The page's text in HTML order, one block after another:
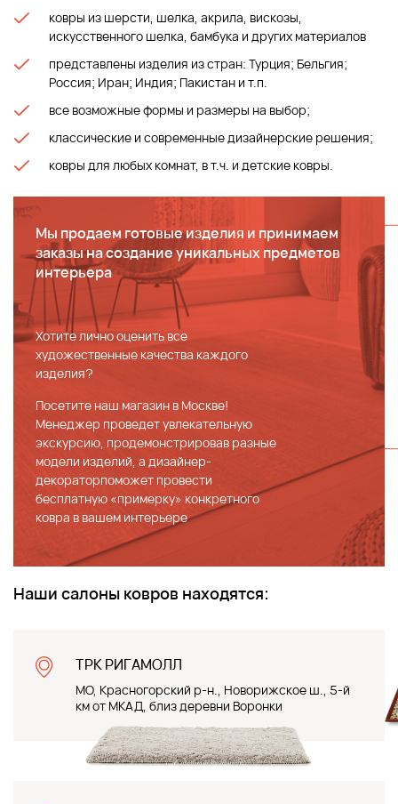
ковры из шерсти, шелка, акрила, вискозы,
искусственного шелка, бамбука и других материалов
представлены изделия из стран: Турция; Бельгия;
Россия; Иран; Индия; Пакистан и т.п.
все возможные формы и размеры на выбор;
классические и современные дизайнерские решения;
ковры для любых комнат, в т.ч. и детские ковры.
Мы продаем готовые изделия и принимаем
заказы на создание уникальных предметов
интерьера
Хотите лично оценить все
художественные качества каждого
изделия?
Посетите наш магазин в Москве!
Менеджер проведет увлекательную
экскурсию, продемонстрировав разные
модели изделий, а дизайнер-
декораторпоможет провести
бесплатную «примерку» конкретного
ковра в вашем интерьере
Наши салоны ковров находятся:
ТРК РИГАМОЛЛ
МО, Красногорский р-н., Новорижское ш., 5-й
км от МКАД, близ деревни Воронки